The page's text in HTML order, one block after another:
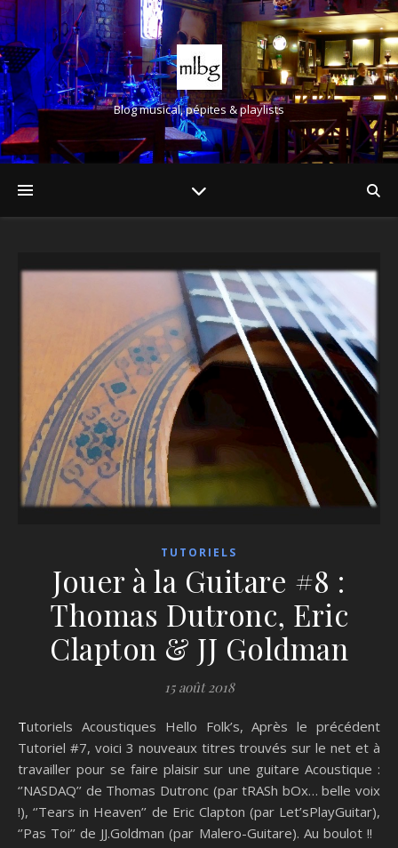
Blog musical, pépites & playlists
TUTORIELS
Jouer à la Guitare #8 :
Thomas Dutronc, Eric
Clapton & JJ Goldman
15 août 2018
Tutoriels Acoustiques Hello Folk’s, Après le précédent
Tutoriel #7, voici 3 nouveaux titres trouvés sur le net et à
travailler pour se faire plaisir sur une guitare Acoustique :
‘’NASDAQ’’ de Thomas Dutronc (par tRASh bOx… belle voix
!), ‘’Tears in Heaven’’ de Eric Clapton (par Let’sPlayGuitar),
‘’Pas Toi’’ de JJ.Goldman (par Malero-Guitare). Au boulot !!